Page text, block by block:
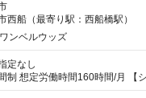
西船（最寄り駅：西船橋駅）
ンベルウッズ
定なし
労働時間160時間/月 【シフト例】 12：00